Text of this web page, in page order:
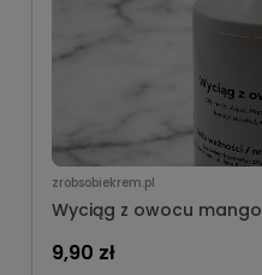
zrobsobiekrem.pl
Wyciąg z owocu mango
9,90 zł